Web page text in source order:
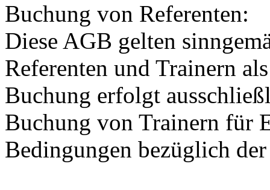
Buchung von Referenten:
Diese AGB gelten
Referenten und Trainern
Buchung erfolgt
Buchung von Trainern für
Bedingungen bezüglich